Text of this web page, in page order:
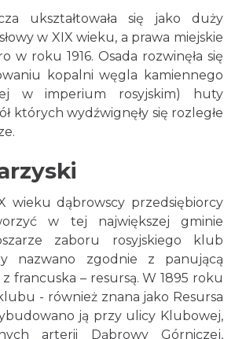
ukształtowała się jako duży
w XIX wieku, a prawa miejskie
w roku 1916. Osada rozwinęła się
kopalni węgla kamiennego
w imperium rosyjskim) huty
których wydźwignęły się rozległe
wieku dąbrowscy przedsiębiorcy
w tej największej gminie
zaboru rosyjskiego klub
nazwano zgodnie z panującą
francuska – resursą. W 1895 roku
- również znana jako Resursa
ją przy ulicy Klubowej,
arterii Dąbrowy Górniczej,